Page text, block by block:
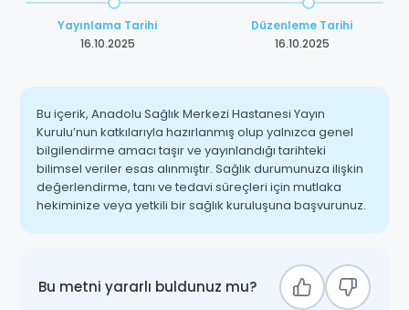
Yayınlama Tarihi
16.10.2025
Düzenleme Tarihi
16.10.2025
Bu içerik, Anadolu Sağlık Merkezi Hastanesi Yayın
Kurulu’nun katkılarıyla hazırlanmış olup yalnızca genel
bilgilendirme amacı taşır ve yayınlandığı tarihteki
bilimsel veriler esas alınmıştır. Sağlık durumunuza ilişkin
değerlendirme, tanı ve tedavi süreçleri için mutlaka
hekiminize veya yetkili bir sağlık kuruluşuna başvurunuz.
Bu metni yararlı buldunuz mu?